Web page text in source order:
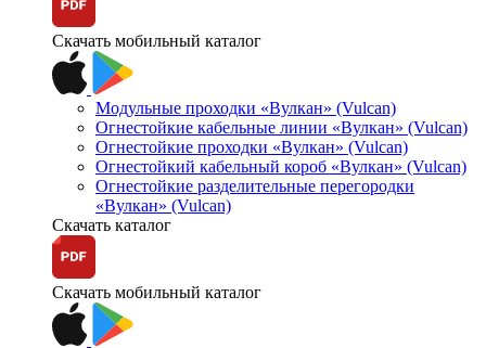
Скачать мобильный каталог
Модульные проходки «Вулкан» (Vulcan)
Огнестойкие кабельные линии «Вулкан» (Vulcan)
Огнестойкие проходки «Вулкан» (Vulcan)
Огнестойкий кабельный короб «Вулкан» (Vulcan)
Огнестойкие разделительные перегородки
«Вулкан» (Vulcan)
Скачать каталог
Скачать мобильный каталог